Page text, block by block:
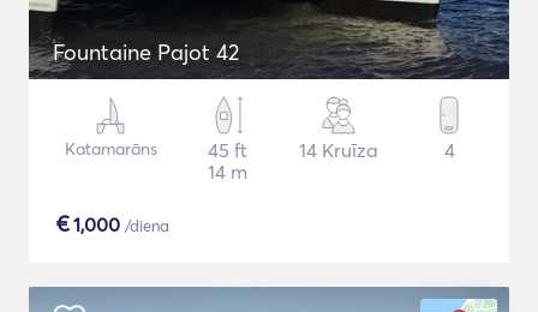
Fountaine Pajot 42
Katamarāns
45 ft
14 m
14 Kruīza 4
€1,000 /diena